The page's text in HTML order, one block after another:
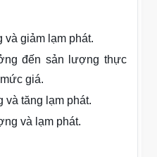
giảm lạm phát.
đến sản lượng thực
giá.
và tăng lạm phát.
và lạm phát.